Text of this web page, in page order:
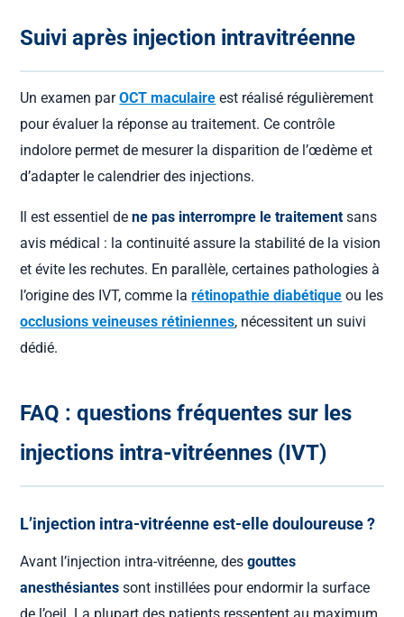
Suivi après injection intravitréenne
Un examen parOCT maculaire est réalisé régulièrement
pour évaluer la réponse au traitement. Ce contrôle
indolore permet de mesurer la disparition de l’œdème et
d’adapter le calendrier des injections.
Il est essentiel dene pas interrompre le traitement sans
avis médical : la continuité assure la stabilité de la vision
et évite les rechutes. En parallèle, certaines pathologies à
l’origine des IVT, comme larétinopathie diabétique ou les
occlusions veineuses rétiniennes, nécessitent un suivi
dédié.
FAQ : questions fréquentes sur les
injections intra-vitréennes (IVT)
L’injection intra-vitréenne est-elle douloureuse ?
Avant l’injection intra-vitréenne, desgouttes
anesthésiantes sont instillées pour endormir la surface